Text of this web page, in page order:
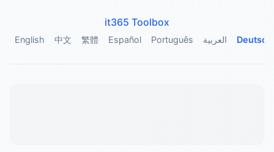
it365 Toolbox
English 中文 繁體 Español Português العربية Deutsch